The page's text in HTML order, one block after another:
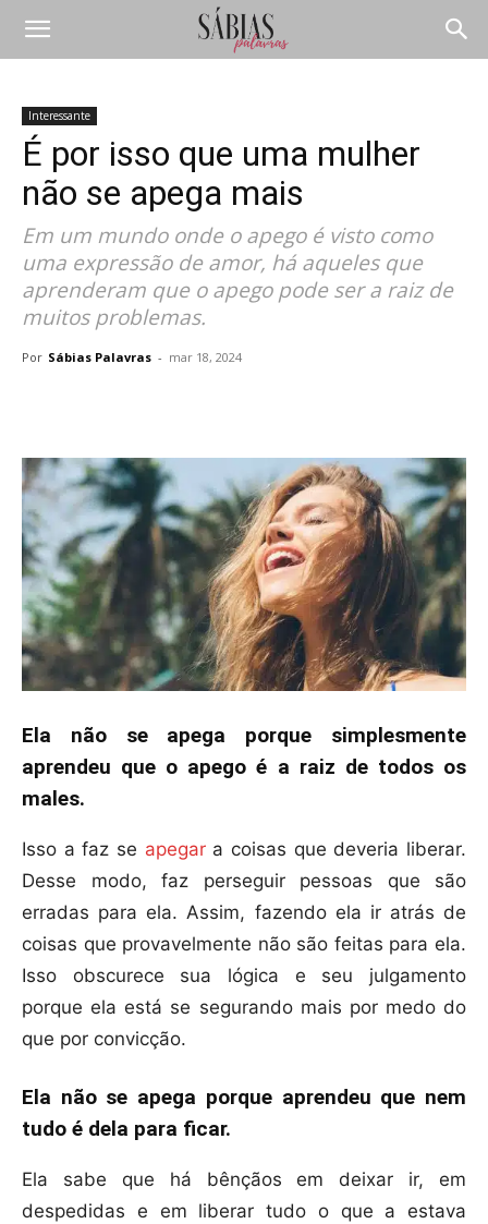
Interessante
É por isso que uma mulher
não se apega mais
Em um mundo onde o apego é visto como
uma expressão de amor, há aqueles que
aprenderam que o apego pode ser a raiz de
muitos problemas.
Por Sábias Palavras - mar 18, 2024
Ela não se apega porque simplesmente
aprendeu que o apego é a raiz de todos os
males.
Isso a faz se apegara coisas que deveria liberar.
Desse modo, faz perseguir pessoas que são
erradas para ela. Assim, fazendo ela ir atrás de
coisas que provavelmente não são feitas para ela.
Isso obscurece sua lógica e seu julgamento
porque ela está se segurando mais por medo do
que por convicção.
Ela não se apega porque aprendeu que nem
tudo é dela para ficar.
Ela sabe que há bênçãos em deixar ir, em
despedidas e em liberar tudo o que a estava